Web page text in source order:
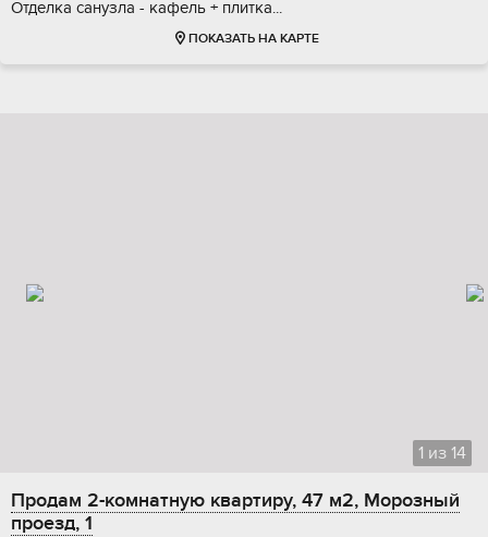
Отдeлкa сaнузлa - кафeль + плитка...
ПОКАЗАТЬ НА КАРТЕ
1 из 14
Продам 2-комнатную квартиру, 47 м2, Морозный
проезд, 1